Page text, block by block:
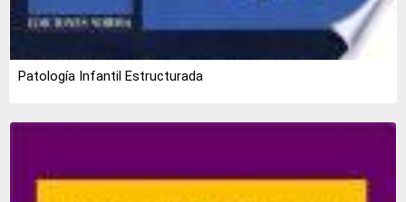
Patología Infantil Estructurada